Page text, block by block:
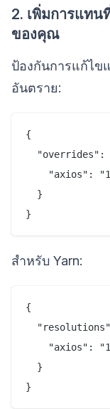
2. เพิ่มการแทน
ของคุณ
ป้องกันการแก้ไข
อันตราย:
{
"overrides":
"axios":
  }
สำหรับ Yarn:
{
"axios":
  }